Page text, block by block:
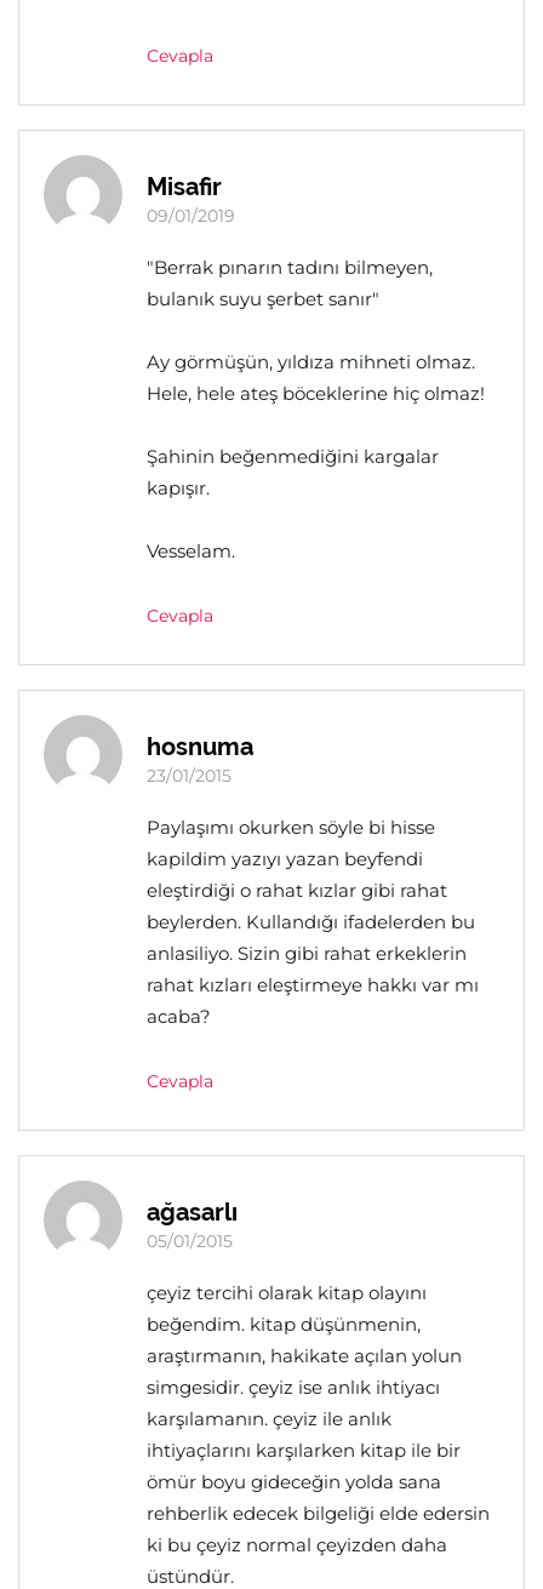
Cevapla
Misafir
09/01/2019
"Berrak pınarın tadını bilmeyen,
bulanık suyu şerbet sanır"
Ay görmüşün, yıldıza mihneti olmaz.
Hele, hele ateş böceklerine hiç olmaz!
Şahinin beğenmediğini kargalar
kapışır.
Vesselam.
Cevapla
hosnuma
23/01/2015
Paylaşımı okurken söyle bi hisse
kapildim yazıyı yazan beyfendi
eleştirdiği o rahat kızlar gibi rahat
beylerden. Kullandığı ifadelerden bu
anlasiliyo. Sizin gibi rahat erkeklerin
rahat kızları eleştirmeye hakkı var mı
acaba?
Cevapla
ağasarlı
05/01/2015
çeyiz tercihi olarak kitap olayını
beğendim. kitap düşünmenin,
araştırmanın, hakikate açılan yolun
simgesidir. çeyiz ise anlık ihtiyacı
karşılamanın. çeyiz ile anlık
ihtiyaçlarını karşılarken kitap ile bir
ömür boyu gideceğin yolda sana
rehberlik edecek bilgeliği elde edersin
ki bu çeyiz normal çeyizden daha
üstündür.